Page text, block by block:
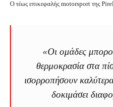
Ο τέως επικεφαλής motorsport της
«Οι ομάδες
θερμοκρασία στα
ισορροπήσουν
δοκιμάσει